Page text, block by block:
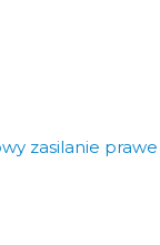
zasilanie prawe